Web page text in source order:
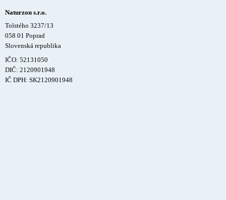
Naturzon s.r.o.
Tolstého 3237/13
058 01 Poprad
Slovenská republika
IČO: 52131050
DIČ: 2120901948
IČ DPH: SK2120901948